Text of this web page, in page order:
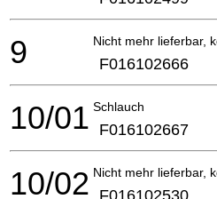
Nicht mehr lieferbar,
9 F016102666
Schlauch
10/01 F016102667
Nicht mehr lieferbar,
10/02 F016102530